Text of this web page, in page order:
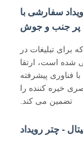
سفارشی با
پر جنب و جوش
برای تبلیغات در
شده است، ارتقا
با فناوری پیشرفته
خیره کننده را
تضمین می کند.
- چتر رویداد